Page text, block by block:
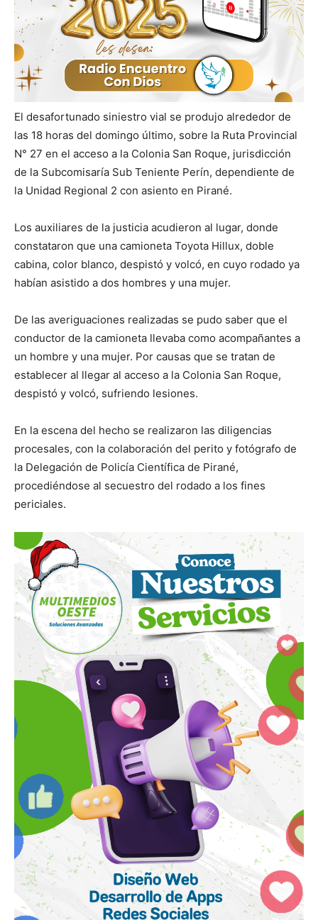
El desafortunado siniestro vial se produjo alrededor de
las 18 horas del domingo último, sobre la Ruta Provincial
N° 27 en el acceso a la Colonia San Roque, jurisdicción
de la Subcomisaría Sub Teniente Perín, dependiente de
la Unidad Regional 2 con asiento en Pirané.
Los auxiliares de la justicia acudieron al lugar, donde
constataron que una camioneta Toyota Hillux, doble
cabina, color blanco, despistó y volcó, en cuyo rodado ya
habían asistido a dos hombres y una mujer.
De las averiguaciones realizadas se pudo saber que el
conductor de la camioneta llevaba como acompañantes a
un hombre y una mujer. Por causas que se tratan de
establecer al llegar al acceso a la Colonia San Roque,
despistó y volcó, sufriendo lesiones.
En la escena del hecho se realizaron las diligencias
procesales, con la colaboración del perito y fotógrafo de
la Delegación de Policía Científica de Pirané,
procediéndose al secuestro del rodado a los fines
periciales.